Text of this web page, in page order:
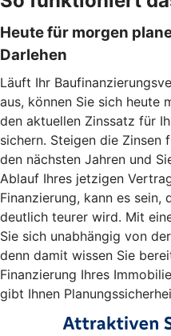
Heute für morgen
Darlehen
Läuft Ihr
aus, können Sie sich heute
den aktuellen Zinssatz für
sichern. Steigen die Zinsen
den nächsten Jahren und
Ablauf Ihres jetzigen
Finanzierung, kann es sein,
deutlich teurer wird. Mit
Sie sich unabhängig von
denn damit wissen Sie
Finanzierung Ihres
gibt Ihnen